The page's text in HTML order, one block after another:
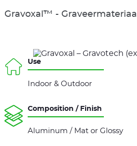
Gravoxal™ - Graveermateriaal
Use
Indoor & Outdoor
Composition / Finish
Aluminum / Mat or Glossy